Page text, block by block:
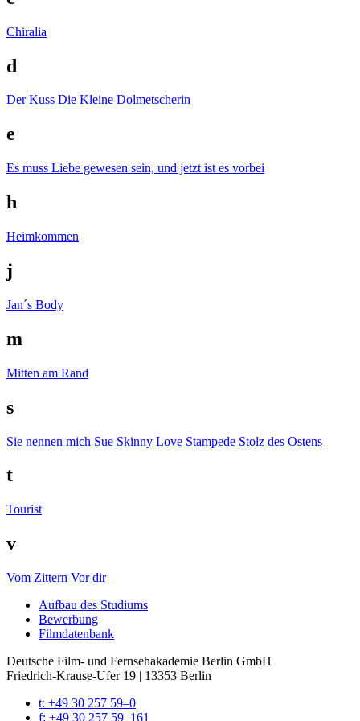
Chiralia
d
Der Kuss Die Kleine Dolmetscherin
e
Es muss Liebe gewesen sein, und jetzt ist es vorbei
h
Heimkommen
j
Jan´s Body
m
Mitten am Rand
s
Sie nennen mich Sue Skinny Love Stampede Stolz des Ostens
t
Tourist
v
Vom Zittern Vor dir
Auf­bau des Stu­di­ums
Bewer­bung
Film­da­ten­bank
Deutsche Film- und Fernseh­akademie Berlin GmbH
Friedrich-Krause-Ufer 19 | 13353 Berlin
t: +49 30 257 59–0
f: +49 30 257 59–161